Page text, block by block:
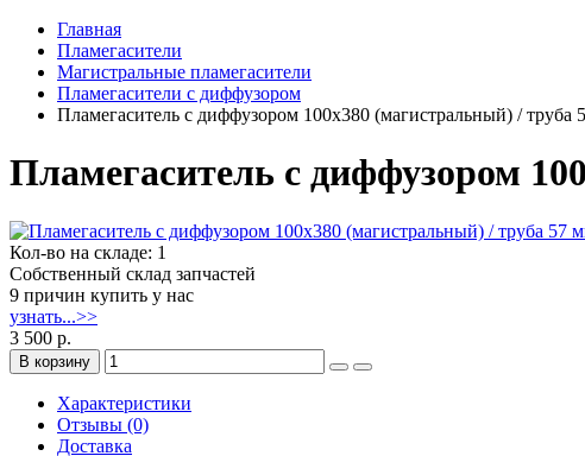
Главная
Пламегасители
Магистральные пламегасители
Пламегасители с диффузором
Пламегаситель с диффузором 100x380 (магистральный) / труба
Пламегаситель с диффузором
Кол-во на складе: 1
Собственный склад запчастей
9 причин купить у нас
узнать...>>
3 500 р.
В корзину
Характеристики
Отзывы (0)
Доставка